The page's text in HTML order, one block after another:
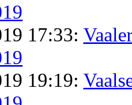
17:33:
19:19: